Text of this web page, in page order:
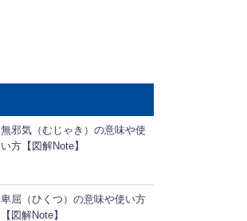
無邪気（むじゃき）の意味や使
い方【図解Note】
卑屈（ひくつ）の意味や使い方
【図解Note】